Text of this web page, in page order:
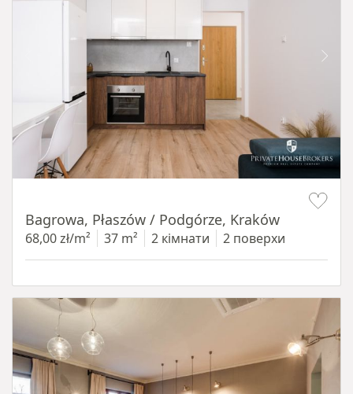
Bagrowa, Płaszów / Podgórze, Kraków
68,00 zł/m² 37 m² 2 кімнати 2 поверхи